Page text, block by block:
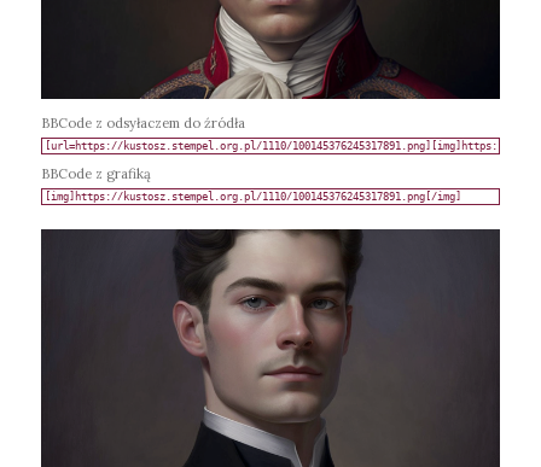
BBCode z odsyłaczem do źródła
BBCode z grafiką